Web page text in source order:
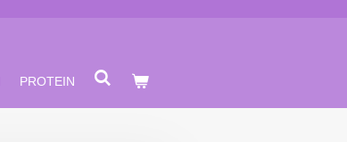
PROTEIN